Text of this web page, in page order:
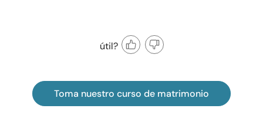
útil?
Toma nuestro curso de matrimonio